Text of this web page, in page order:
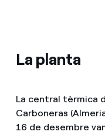
Estafes telefòniques
La planta
La central tèrmica
Carboneras
16 de desembre